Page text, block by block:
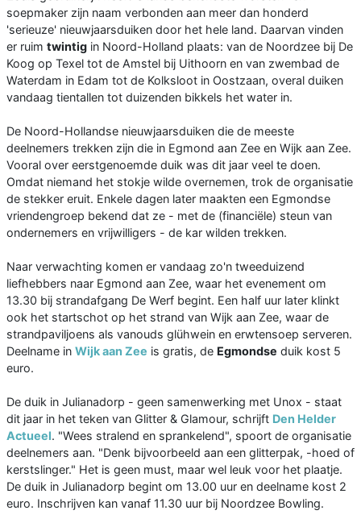
soepmaker zijn naam verbonden aan meer dan honderd
'serieuze' nieuwjaarsduiken door het hele land. Daarvan vinden
er ruim twintig in Noord-Holland plaats: van de Noordzee bij De
Koog op Texel tot de Amstel bij Uithoorn en van zwembad de
Waterdam in Edam tot de Kolksloot in Oostzaan, overal duiken
vandaag tientallen tot duizenden bikkels het water in.
De Noord-Hollandse nieuwjaarsduiken die de meeste
deelnemers trekken zijn die in Egmond aan Zee en Wijk aan Zee.
Vooral over eerstgenoemde duik was dit jaar veel te doen.
Omdat niemand het stokje wilde overnemen, trok de organisatie
de stekker eruit. Enkele dagen later maakten een Egmondse
vriendengroep bekend dat ze - met de (financiële) steun van
ondernemers en vrijwilligers - de kar wilden trekken.
Naar verwachting komen er vandaag zo'n tweeduizend
liefhebbers naar Egmond aan Zee, waar het evenement om
13.30 bij strandafgang De Werf begint. Een half uur later klinkt
ook het startschot op het strand van Wijk aan Zee, waar de
strandpaviljoens als vanouds glühwein en erwtensoep serveren.
Deelname in Wijk aan Zee is gratis, de Egmondse duik kost 5
euro.
De duik in Julianadorp - geen samenwerking met Unox - staat
dit jaar in het teken van Glitter & Glamour, schrijft Den Helder
Actueel. "Wees stralend en sprankelend", spoort de organisatie
deelnemers aan. "Denk bijvoorbeeld aan een glitterpak, -hoed of
kerstslinger." Het is geen must, maar wel leuk voor het plaatje.
De duik in Julianadorp begint om 13.00 uur en deelname kost 2
euro. Inschrijven kan vanaf 11.30 uur bij Noordzee Bowling.